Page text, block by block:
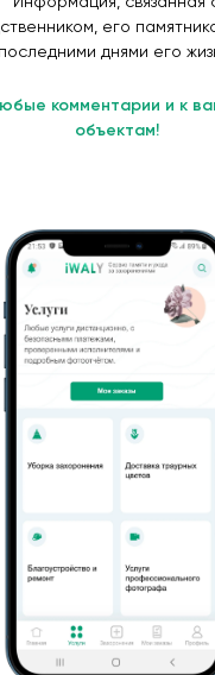
его
последними днями его
комментарии и к
объектам!